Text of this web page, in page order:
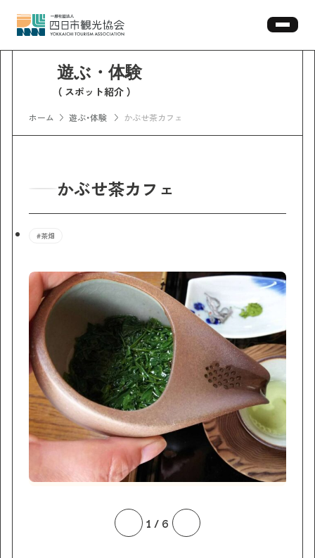
スポット紹介
ホーム 遊ぶ・体験 かぶせ茶カフェ
かぶせ茶カフェ
#茶畑
1 / 6